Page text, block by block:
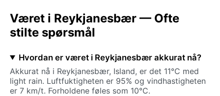
Været i Reykjanesbær — Ofte
stilte spørsmål
Hvordan er været i Reykjanesbær akkurat nå?
Akkurat nå i Reykjanesbær, Island, er det 11°C med
light rain. Luftfuktigheten er 95% og vindhastigheten
er 7 km/t. Forholdene føles som 10°C.